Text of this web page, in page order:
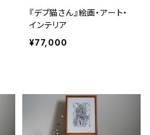
『デブ猫さん』絵画・アート・
インテリア
¥77,000